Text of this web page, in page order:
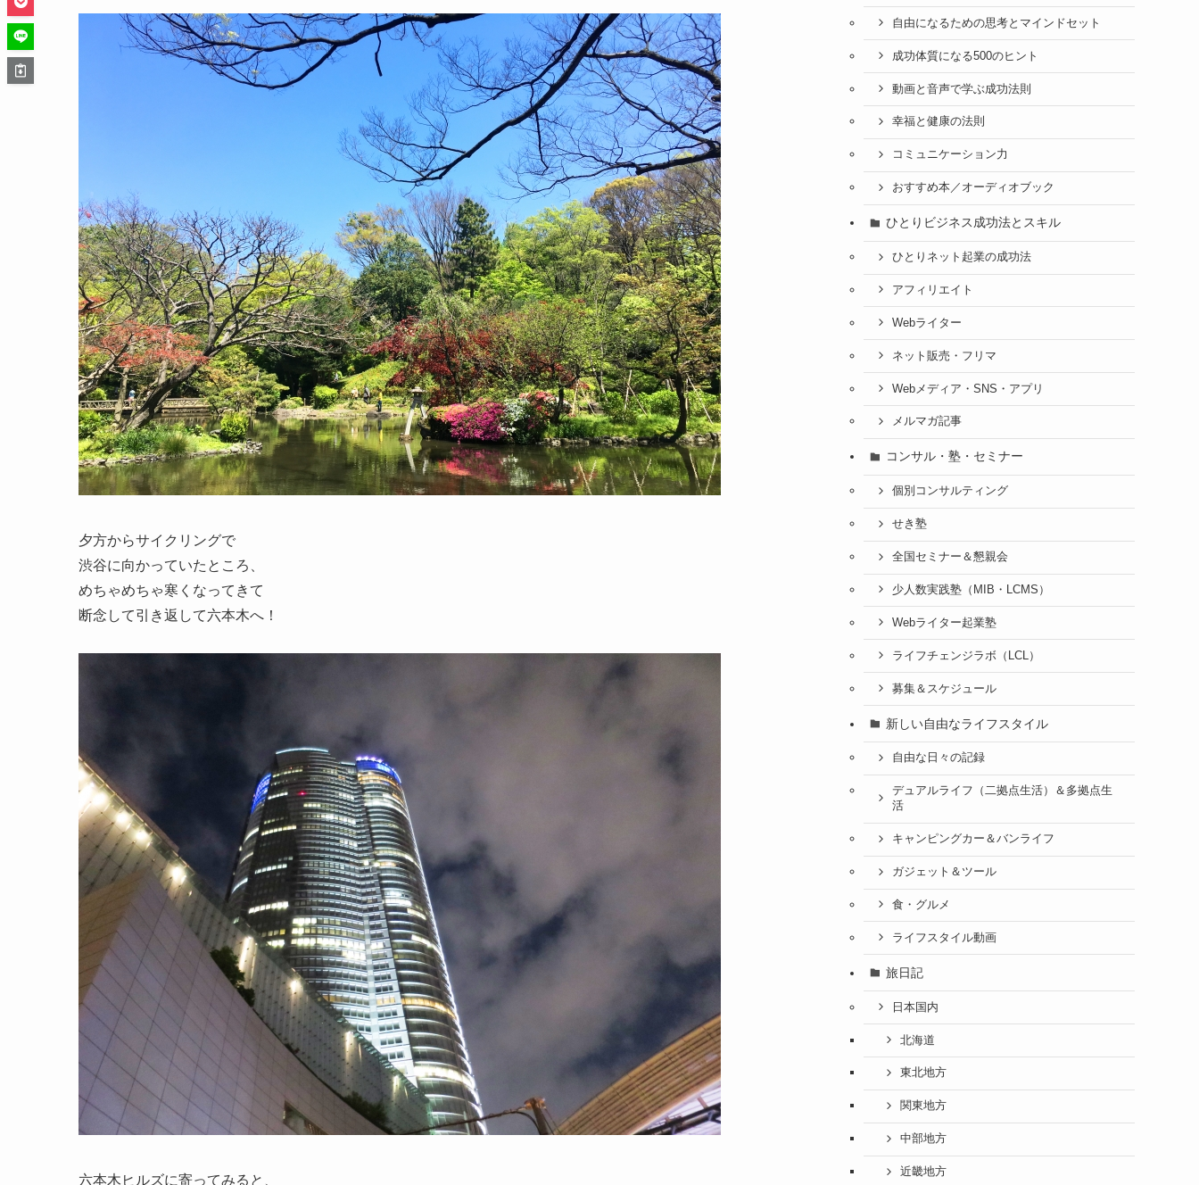
夕方からサイクリングで
渋谷に向かっていたところ、
めちゃめちゃ寒くなってきて
断念して引き返して六本木へ！
六本木ヒルズに寄ってみると、
自由になるための思考とマインドセット
成功体質になる500のヒント
動画と音声で学ぶ成功法則
幸福と健康の法則
コミュニケーション力
おすすめ本／オーディオブック
ひとりビジネス成功法とスキル
ひとりネット起業の成功法
アフィリエイト
Webライター
ネット販売・フリマ
Webメディア・SNS・アプリ
メルマガ記事
コンサル・塾・セミナー
個別コンサルティング
せき塾
全国セミナー＆懇親会
少人数実践塾（MIB・LCMS）
Webライター起業塾
ライフチェンジラボ（LCL）
募集＆スケジュール
新しい自由なライフスタイル
自由な日々の記録
デュアルライフ（二拠点生活）＆多拠点生
活
キャンピングカー＆バンライフ
ガジェット＆ツール
食・グルメ
ライフスタイル動画
旅日記
日本国内
北海道
東北地方
関東地方
中部地方
近畿地方